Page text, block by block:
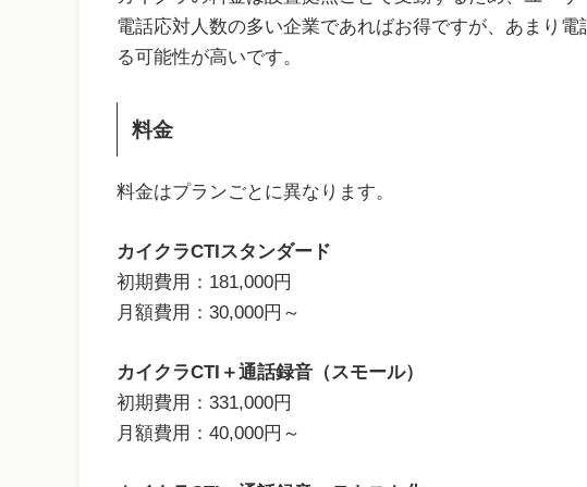
電話応対人数の多い企業であればお得ですが、あまり
る可能性が高いです。
料金
料金はプランごとに異なります。
カイクラCTIスタンダード
初期費用：181,000円
月額費用：30,000円～
カイクラCTI＋通話録音（スモール）
初期費用：331,000円
月額費用：40,000円～